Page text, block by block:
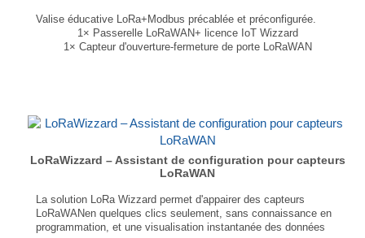
Valise éducative LoRa+Modbus précablée et préconfigurée.
1× Passerelle LoRaWAN+ licence IoT Wizzard
1× Capteur d'ouverture-fermeture de porte LoRaWAN
...
LoRaWizzard – Assistant de configuration pour capteurs
LoRaWAN
La solution LoRa Wizzard permet d'appairer des capteurs
LoRaWANen quelques clics seulement, sans connaissance en
programmation, et une visualisation instantanée des données